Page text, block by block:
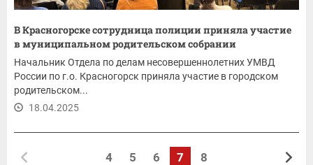
В Красногорске сотрудница полиции приняла участие
в муниципальном родительском собрании
Начальник Отдела по делам несовершеннолетних УМВД
России по г.о. Красногорск приняла участие в городском
родительском...
18.04.2025
4 5 6 7 8